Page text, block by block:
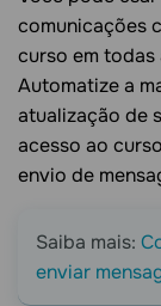
comunicações
curso em todas
Automatize a
atualização de
acesso ao
envio de
Saiba mais:
enviar